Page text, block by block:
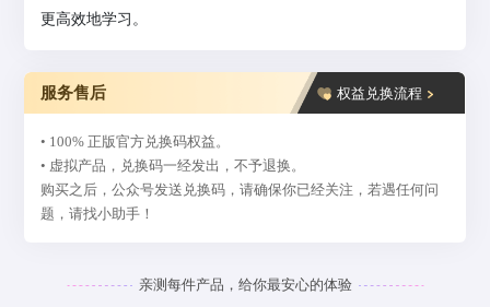
更高效地学习。
服务售后 权益兑换流程
• 100% 正版官方兑换码权益。
• 虚拟产品，兑换码一经发出，不予退换。
购买之后，公众号发送兑换码，请确保你已经关注，若遇任何问
题，请找小助手！
亲测每件产品，给你最安心的体验